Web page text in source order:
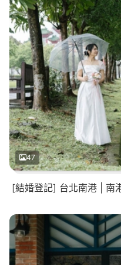
47
[結婚登記] 台北南港 | 南